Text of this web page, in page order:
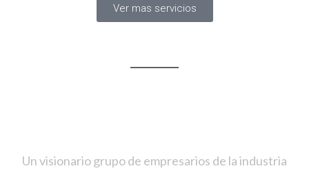
Ver mas servicios
Un visionario grupo de empresarios de la industria